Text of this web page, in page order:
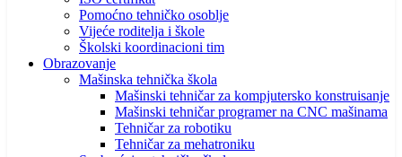
Pomoćno tehničko osoblje
Vijeće roditelja i škole
Školski koordinacioni tim
Obrazovanje
Mašinska tehnička škola
Mašinski tehničar za kompjutersko konstruisanje
Mašinski tehničar programer na CNC mašinama
Tehničar za robotiku
Tehničar za mehatroniku